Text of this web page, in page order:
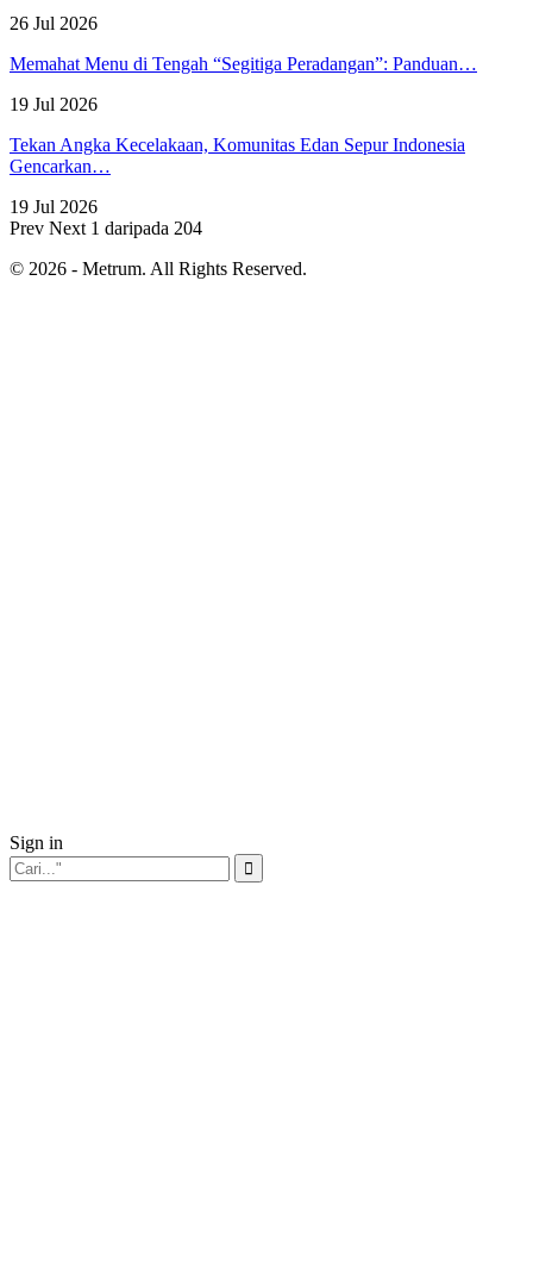
26 Jul 2026
Memahat Menu di Tengah “Segitiga Peradangan”: Panduan…
19 Jul 2026
Tekan Angka Kecelakaan, Komunitas Edan Sepur Indonesia
Gencarkan…
19 Jul 2026
Prev Next 1 daripada 204
© 2026 - Metrum. All Rights Reserved.
Sign in